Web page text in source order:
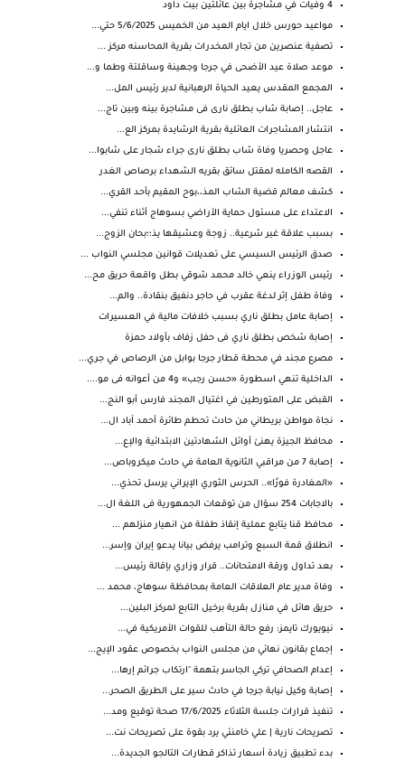
4 وفيات في مشاجرة بين عائلتين بيت داود
مواعيد حورس خلال ايام العيد من الخميس 5/6/2025 حتي...
تصفية عنصرين من تجار المخدرات بقرية المحاسنه مركز ...
موعد صلاة عيد الأضحى في جرجا وجهينة وساقلتة وطما و...
المجمع المقدس يعيد الحياة الرهبانية لدير رئيس المل...
عاجل.. إصابة شاب بطلق نارى فى مشاجرة بينه وبين تاج...
انتشار المشاجرات العائلية بقرية الرشايدة بمركز الع...
عاجل وحصريا وفاة شاب بطلق نارى جراء شجار على شابوا...
القصه الكامله لمقتل سائق بقريه الشهداء برصاص الغدر
كشف معالم قضية الشاب المذ،،بوح المقيم بأحد القري...
الاعتداء على مسئول حماية الأراضي بسوهاج أثناء تنفي...
بسبب علاقة غير شرعية.. زوجة وعشيقها يذ؛؛بحان الزوج...
صدق الرئيس السيسي على تعديلات قوانين مجلسي النواب ...
رئيس الوزراء ينعي خالد محمد شوقي بطل واقعة حريق مح...
وفاة طفل إثر لدغة عقرب في حاجر دنفيق بنقادة.. والم...
إصابة عامل بطلق ناري بسبب خلافات مالية في العسيرات
إصابة شخص بطلق ناري فى حفل زفاف بأولاد حمزة
مصرع مجند في محطة قطار جرجا بوابل من الرصاص في جري...
الداخلية تنهي اسطورة «حسن رجب» و4 من أعوانه فى مو....
القبض على المتورطين في اغتيال المجند فارس أبو النج...
نجاة مواطن بريطاني من حادث تحطم طائرة أحمد آباد ال...
محافظ الجيزة يهنئ أوائل الشهادتين الابتدائية والإع...
إصابة 7 من مراقبي الثانوية العامة في حادث ميكروباص...
«المغادرة فورًا».. الحرس الثوري الإيراني يرسل تحذي...
بالاجابات 254 سؤال من توقعات الجمهورية فى اللغة ال...
محافظ قنا يتابع عملية إنقاذ طفلة من انهيار منزلهم ...
انطلاق قمة السبع وترامب يرفض بيانا يدعو إيران وإسر...
بعد تداول ورقة الامتحانات.. قرار وزاري بإقالة رئيس...
وفاة مدير عام العلاقات العامة بمحافظة سوهاج، محمد ...
حريق هائل في منازل بقرية برخيل التابع لمركز البلين...
نيويورك تايمز: رفع حالة التأهب للقوات الأمريكية في...
إجماع بقانون نهائي من مجلس النواب بخصوص عقود الإيج...
إعدام الصحافي تركي الجاسر بتهمة "ارتكاب جرائم إرها...
إصابة وكيل نيابة جرجا في حادث سير على الطريق الصحر...
تنفيذ قرارات جلسة الثلاثاء 17/6/2025 صحة توقيع ومد...
تصريحات نارية | علي خامنئي يرد بقوة على تصريحات نت...
بدء تطبيق زيادة أسعار تذاكر قطارات التالجو الجديدة...